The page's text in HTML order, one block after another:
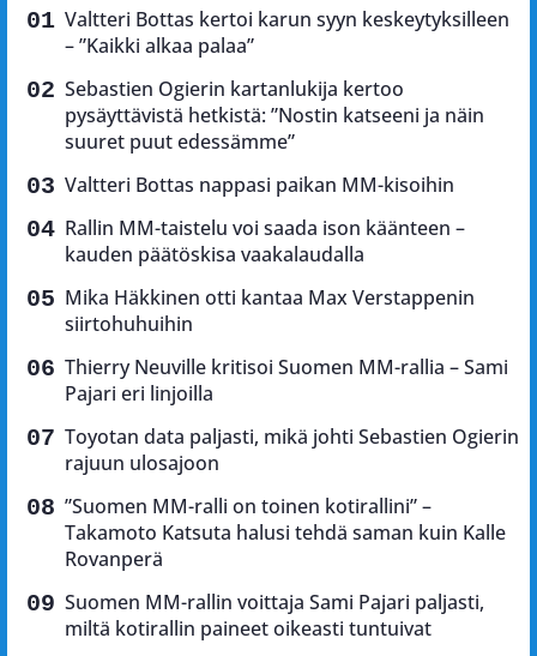
Valtteri Bottas kertoi karun syyn keskeytyksilleen
– ”Kaikki alkaa palaa”
Sebastien Ogierin kartanlukija kertoo
pysäyttävistä hetkistä: ”Nostin katseeni ja näin
suuret puut edessämme”
Valtteri Bottas nappasi paikan MM-kisoihin
Rallin MM-taistelu voi saada ison käänteen –
kauden päätöskisa vaakalaudalla
Mika Häkkinen otti kantaa Max Verstappenin
siirtohuhuihin
Thierry Neuville kritisoi Suomen MM-rallia – Sami
Pajari eri linjoilla
Toyotan data paljasti, mikä johti Sebastien Ogierin
rajuun ulosajoon
”Suomen MM-ralli on toinen kotirallini” –
Takamoto Katsuta halusi tehdä saman kuin Kalle
Rovanperä
Suomen MM-rallin voittaja Sami Pajari paljasti,
miltä kotirallin paineet oikeasti tuntuivat